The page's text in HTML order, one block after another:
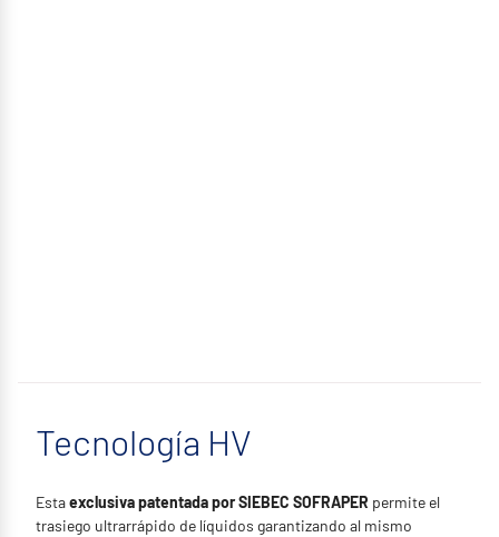
Tecnología HV
Estaexclusiva patentada por SIEBEC SOFRAPER permite el
trasiego ultrarrápido de líquidos garantizando al mismo